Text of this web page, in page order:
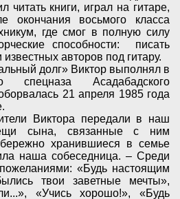
читать книги, играл на гитаре,
окончания восьмого класса
где смог в полную силу
способности: писать
авторов под гитару.
долг» Виктор выполнял в
спецназа Асадабадского
21 апреля 1985 года
Виктора передали в наш
сына, связанные с ним
хранившиеся в семье
наша собеседница. – Среди
«Будь настоящим
твои заветные мечты»,
«Учись хорошо!», «Будь